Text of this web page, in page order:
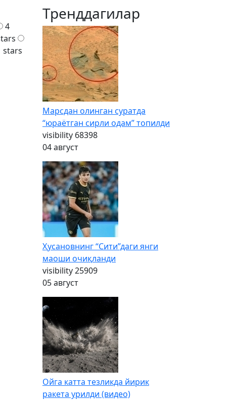
4
stars
Тренддагилар
Марсдан олинган суратда
“юраётган сирли одам” топилди
visibility 68398
04 август
Ҳусановнинг “Сити”даги янги
маоши очиқланди
visibility25909
05 август
Ойга катта тезликда йирик
ракета урилди (видео)